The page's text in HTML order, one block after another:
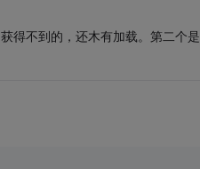
得不到的，还木有加载。第二个